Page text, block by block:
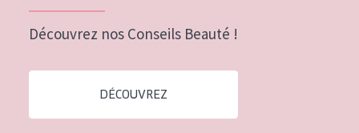
Découvrez nos Conseils Beauté !
DÉCOUVREZ